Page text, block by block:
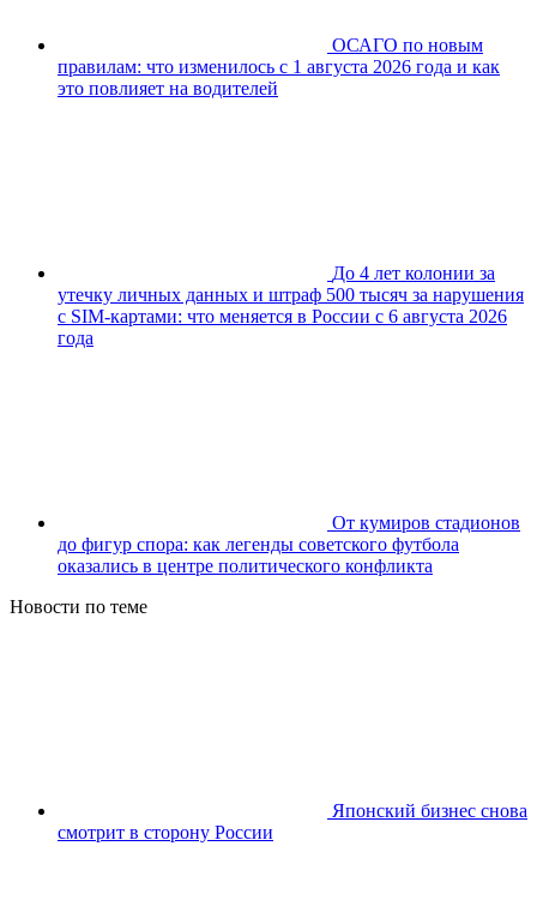
ОСАГО по новым
правилам: что изменилось с 1 августа 2026 года и как
это повлияет на водителей
До 4 лет колонии за
утечку личных данных и штраф 500 тысяч за нарушения
с SIM-картами: что меняется в России с 6 августа 2026
года
От кумиров стадионов
до фигур спора: как легенды советского футбола
оказались в центре политического конфликта
Новости по теме
Японский бизнес снова
смотрит в сторону России